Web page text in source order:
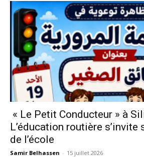
« Le Petit Conducteur » à
L’éducation routière s’invite
de l’école
Samir Belhassen - 15 juillet 2026